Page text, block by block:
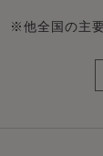
※他全国の主